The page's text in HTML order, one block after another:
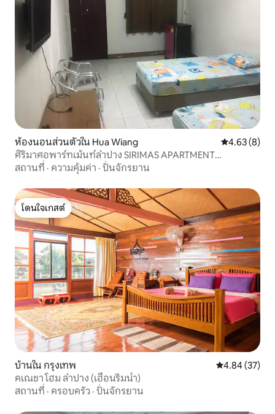
ห้องนอนส่วนตัวใน Hua Wiang คะแนนเฉลี่ย
4.63 (8)
ศิริมาศอพาร์ทเม้นท์ลำปาง SIRIMAS APARTMENT
LAMPANG
สถานที่ · ความคุ้มค่า · ปั่นจักรยาน
โดนใจเกสต์
โดนใจเกสต์
บ้านใน กรุงเทพ คะแนนเฉลี่ย
4.84 (37)
คเณชา โฮม ลำปาง (เฮือนริมน้ำ)
สถานที่ · ครอบครัว · ปั่นจักรยาน